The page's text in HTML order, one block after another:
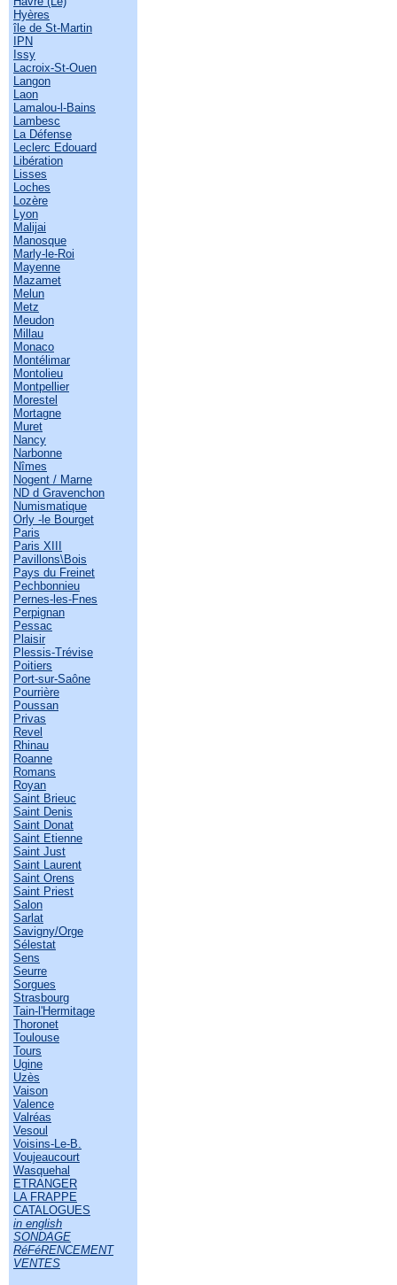
Hyères
île de St-Martin
IPN
Issy
Lacroix-St-Ouen
Langon
Laon
Lamalou-l-Bains
Lambesc
La Défense
Leclerc Edouard
Libération
Lisses
Loches
Lozère
Lyon
Malijai
Manosque
Marly-le-Roi
Mayenne
Mazamet
Melun
Metz
Meudon
Millau
Monaco
Montélimar
Montolieu
Montpellier
Morestel
Mortagne
Muret
Nancy
Narbonne
Nîmes
Nogent / Marne
ND d Gravenchon
Numismatique
Orly -le Bourget
Paris
Paris XIII
Pavillons\Bois
Pays du Freinet
Pechbonnieu
Pernes-les-Fnes
Perpignan
Pessac
Plaisir
Plessis-Trévise
Poitiers
Port-sur-Saône
Pourrière
Poussan
Privas
Revel
Rhinau
Roanne
Romans
Royan
Saint Brieuc
Saint Denis
Saint Donat
Saint Etienne
Saint Just
Saint Laurent
Saint Orens
Saint Priest
Salon
Sarlat
Savigny/Orge
Sélestat
Sens
Seurre
Sorgues
Strasbourg
Tain-l'Hermitage
Thoronet
Toulouse
Tours
Ugine
Uzès
Vaison
Valence
Valréas
Vesoul
Voisins-Le-B.
Voujeaucourt
Wasquehal
ETRANGER
LA FRAPPE
CATALOGUES
in english
SONDAGE
RéFéRENCEMENT
VENTES